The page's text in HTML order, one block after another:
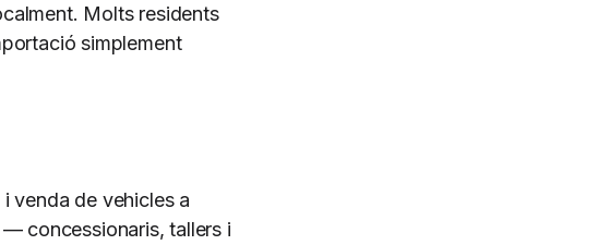
Molts residents
simplement
venda de vehicles a
concessionaris, tallers i